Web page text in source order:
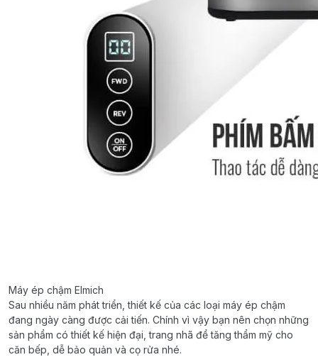
Máy ép chậm Elmich
Sau nhiều năm phát triển, thiết kế của các loại máy ép chậm
đang ngày càng được cải tiến. Chính vì vậy bạn nên chọn những
sản phẩm có thiết kế hiện đại, trang nhã để tăng thẩm mỹ cho
căn bếp, dễ bảo quản và cọ rửa nhé.